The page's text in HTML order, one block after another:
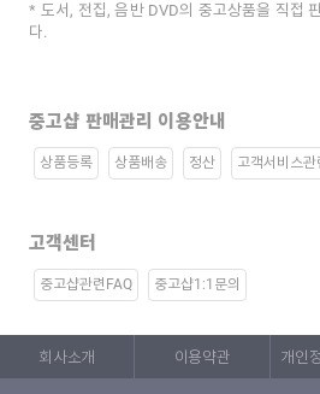
도서, 전집, 음반 DVD의 중고상품을 직접
다.
중고샵 판매관리 이용안내
상품등록 상품배송 정산 고객서비스관
고객센터
중고샵관련FAQ 중고샵1:1문의
회사소개 이용약관 개인